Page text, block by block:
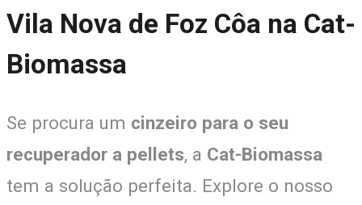
Vila Nova de Foz Côa na Cat-
Biomassa
Se procura um cinzeiro para o seu
recuperador a pellets, a Cat-Biomassa
tem a solução perfeita. Explore o nosso